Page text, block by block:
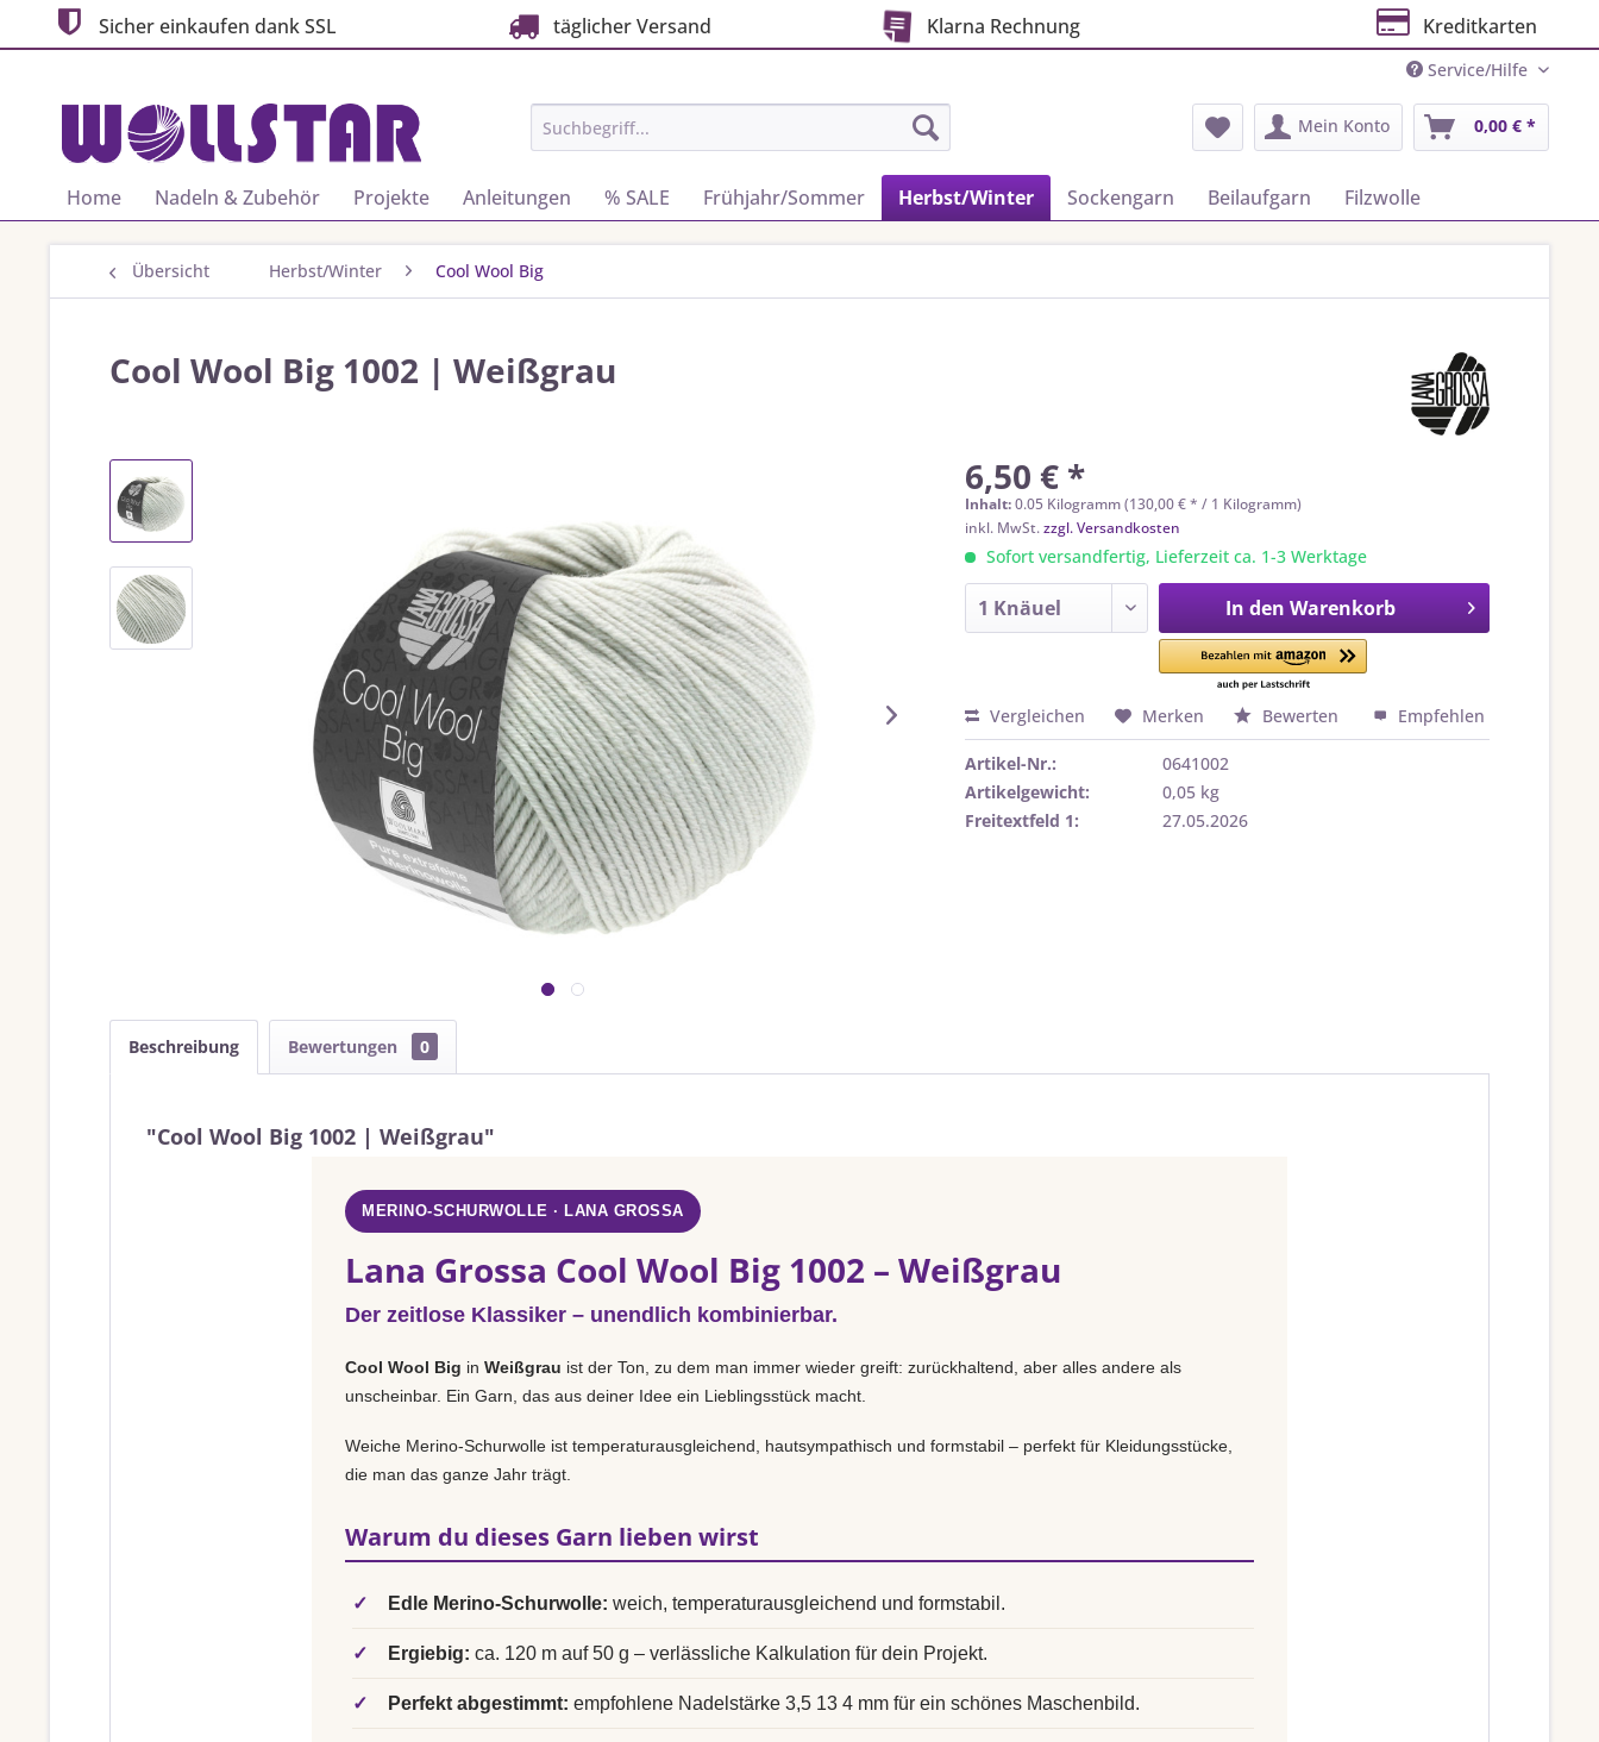
Sicher einkaufen dank SSL täglicher Versand Klarna Rechnung Kreditkarten
Service/Hilfe
Mein Konto 0,00 € *
Home Nadeln & Zubehör Projekte Anleitungen % SALE Frühjahr/Sommer Herbst/Winter Sockengarn Beilaufgarn Filzwolle
Übersicht Herbst/Winter Cool Wool Big
Cool Wool Big 1002 | Weißgrau
6,50 € *
Inhalt:0.05 Kilogramm (130,00 € * / 1 Kilogramm)
inkl. MwSt.zzgl. Versandkosten
Sofort versandfertig, Lieferzeit ca. 1-3 Werktage
In den Warenkorb
Vergleichen Merken Bewerten Empfehlen
Artikel-Nr.:
0641002
Artikelgewicht:
0,05 kg
Freitextfeld 1:
27.05.2026
Beschreibung Bewertungen 0
"Cool Wool Big 1002 | Weißgrau"
MERINO-SCHURWOLLE · LANA GROSSA
Lana Grossa Cool Wool Big 1002 – Weißgrau
Der zeitlose Klassiker – unendlich kombinierbar.
Cool Wool Big in Weißgrau ist der Ton, zu dem man immer wieder greift: zurückhaltend, aber alles andere als
unscheinbar. Ein Garn, das aus deiner Idee ein Lieblingsstück macht.
Weiche Merino-Schurwolle ist temperaturausgleichend, hautsympathisch und formstabil – perfekt für Kleidungsstücke,
die man das ganze Jahr trägt.
Warum du dieses Garn lieben wirst
✓ Edle Merino-Schurwolle: weich, temperaturausgleichend und formstabil.
✓ Ergiebig: ca. 120 m auf 50 g – verlässliche Kalkulation für dein Projekt.
✓ Perfekt abgestimmt: empfohlene Nadelstärke 3,5 13 4 mm für ein schönes Maschenbild.